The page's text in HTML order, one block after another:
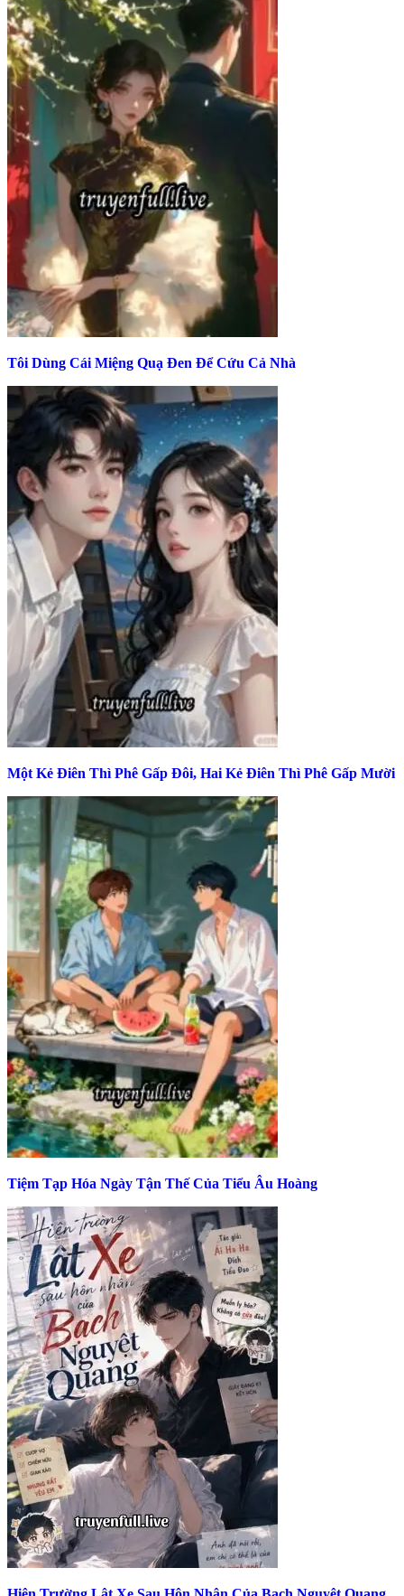
Tôi Dùng Cái Miệng Quạ Đen Để Cứu Cả Nhà
Một Kẻ Điên Thì Phê Gấp Đôi, Hai Kẻ Điên Thì Phê Gấp Mười
Tiệm Tạp Hóa Ngày Tận Thế Của Tiểu Âu Hoàng